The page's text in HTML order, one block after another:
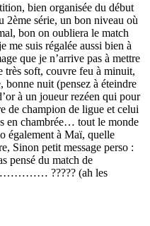
bien organisée du début
2ème série, un bon niveau où
bon on oubliera le match
suis régalée aussi bien à
que je n’arrive pas à mettre
très soft, couvre feu à minuit,
bonne nuit (pensez à éteindre
à un joueur rezéen qui pour
de champion de ligue et celui
en chambrée… tout le monde
également à Maï, quelle
Sinon petit message perso :
pensé du match de
????? (ah les